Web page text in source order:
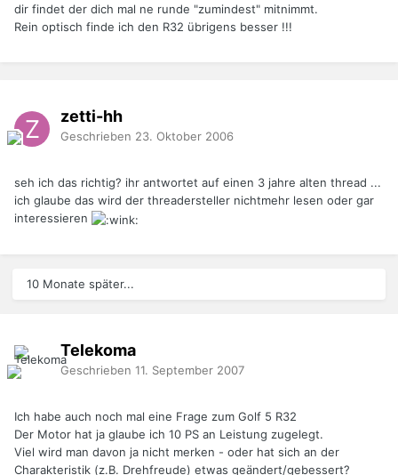
dir findet der dich mal ne runde "zumindest" mitnimmt.
Rein optisch finde ich den R32 übrigens besser !!!
zetti-hh
Geschrieben 23. Oktober 2006
seh ich das richtig? ihr antwortet auf einen 3 jahre alten thread ...
ich glaube das wird der threadersteller nichtmehr lesen oder gar
interessieren
10 Monate später...
Telekoma
Geschrieben 11. September 2007
Ich habe auch noch mal eine Frage zum Golf 5 R32
Der Motor hat ja glaube ich 10 PS an Leistung zugelegt.
Viel wird man davon ja nicht merken - oder hat sich an der
Charakteristik (z.B. Drehfreude) etwas geändert/gebessert?